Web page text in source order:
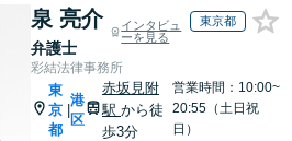
泉 亮介
弁護士
インタビュ
ーを見る
東京都
彩結法律事務所
東
京
都
港
区
赤坂見附
駅 から徒
歩3分
営業時間：10:00~
20:55（土日祝
日）